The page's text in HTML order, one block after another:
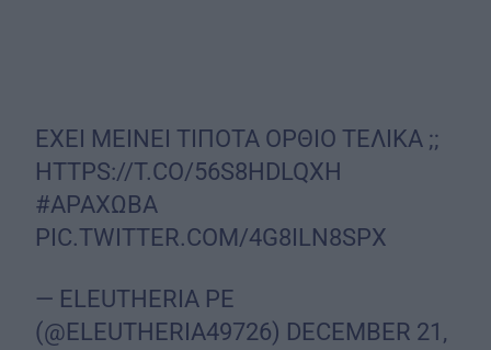
ΕΧΕΙ ΜΕΙΝΕΙ ΤΙΠΟΤΑ ΟΡΘΙΟ ΤΕΛΙΚΑ ;;
HTTPS://T.CO/56S8HDLQXH
#ΑΡΑΧΩΒΑ
PIC.TWITTER.COM/4G8ILN8SPX
— ELEUTHERIA PE
(@ELEUTHERIA49726) DECEMBER 21,